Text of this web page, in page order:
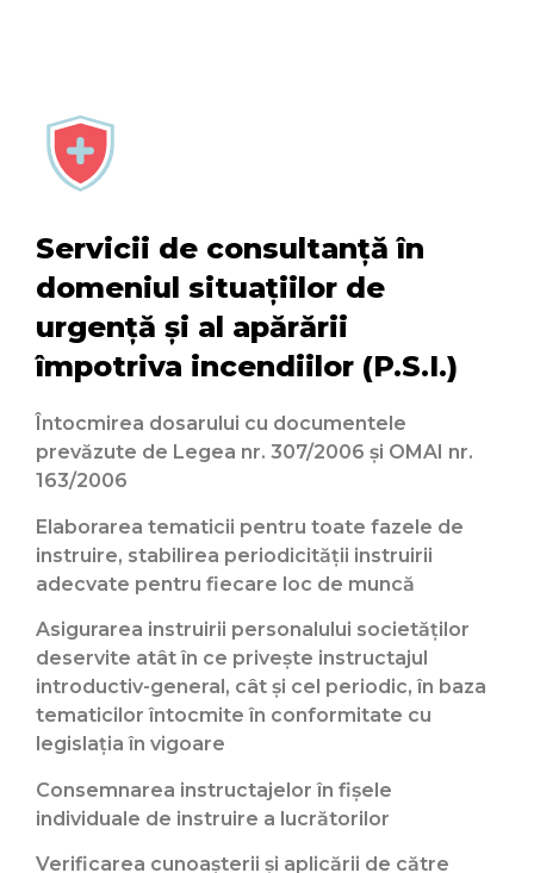
Servicii de consultanţă în
domeniul situaţiilor de
urgenţă şi al apărării
împotriva incendiilor (P.S.I.)
Întocmirea dosarului cu documentele
prevăzute de Legea nr. 307/2006 şi OMAI nr.
163/2006
Elaborarea tematicii pentru toate fazele de
instruire, stabilirea periodicităţii instruirii
adecvate pentru fiecare loc de muncă
Asigurarea instruirii personalului societăţilor
deservite atât în ce priveşte instructajul
introductiv-general, cât şi cel periodic, în baza
tematicilor întocmite în conformitate cu
legislaţia în vigoare
Consemnarea instructajelor în fişele
individuale de instruire a lucrătorilor
Verificarea cunoaşterii şi aplicării de către